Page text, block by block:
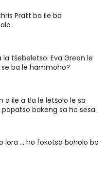
Pratt ba ile ba
tšebeletso: Eva Green le
ba le hammoho?
o ile a tla le letšolo le sa
bakeng sa ho sesa
lora ... ho fokotsa boholo ba